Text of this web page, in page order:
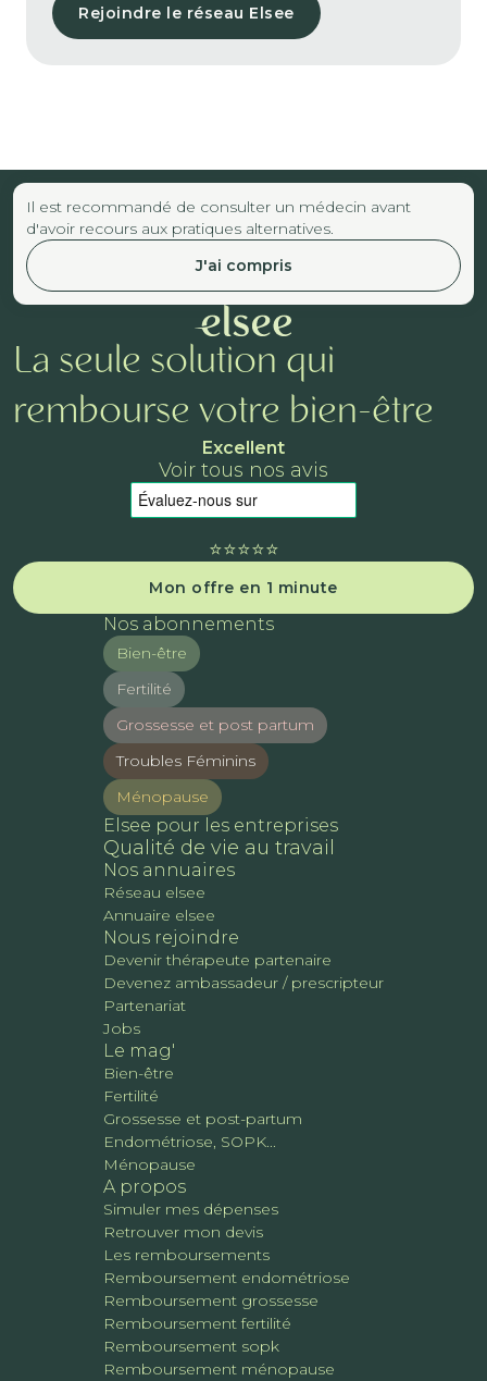
Rejoindre le réseau Elsee
Il est recommandé de consulter un médecin avant
d'avoir recours aux pratiques alternatives.
J'ai compris
La seule solution qui
rembourse votre bien-être
Excellent
Voir tous nos avis
⭐️⭐️⭐️⭐️⭐️
Mon offre en 1 minute
Nos abonnements
Bien-être
Fertilité
Grossesse et post partum
Troubles Féminins
Ménopause
Elsee pour les entreprises
Qualité de vie au travail
Nos annuaires
Réseau elsee
Annuaire elsee
Nous rejoindre
Devenir thérapeute partenaire
Devenez ambassadeur / prescripteur
Partenariat
Jobs
Le mag'
Bien-être
Fertilité
Grossesse et post-partum
Endométriose, SOPK...
Ménopause
A propos
Simuler mes dépenses
Retrouver mon devis
Les remboursements
Remboursement endométriose
Remboursement grossesse
Remboursement fertilité
Remboursement sopk
Remboursement ménopause